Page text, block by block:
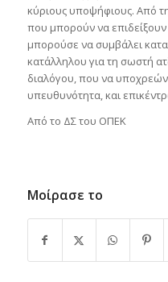
κύριους υποψήφιους. Από
που μπορούν να
μπορούσε να συμβάλει
κατάλληλου για τη σωστή
διαλόγου, που να
υπευθυνότητα, και
Από το ΔΣ του ΟΠΕΚ
Μοίρασε το